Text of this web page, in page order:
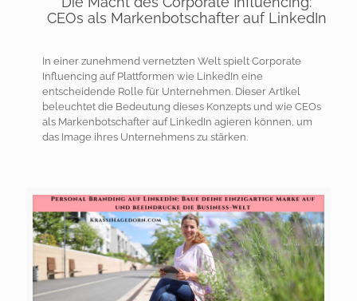
CEOs als Markenbotschafter auf LinkedIn
In einer zunehmend vernetzten Welt spielt Corporate
Influencing auf Plattformen wie LinkedIn eine
entscheidende Rolle für Unternehmen. Dieser Artikel
beleuchtet die Bedeutung dieses Konzepts und wie CEOs
als Markenbotschafter auf LinkedIn agieren können, um
das Image ihres Unternehmens zu stärken.